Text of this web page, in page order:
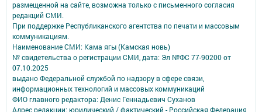
размещенной на сайте, возможна только с письменного согласия
редакций СМИ.
При поддержке Республиканского агентства по печати и массовым
коммуникациям.
Наименование СМИ: Кама ягы (Камская новь)
№ свидетельства о регистрации СМИ, дата: Эл №ФC 77-90200 от
07.10.2025
выдано Федеральной службой по надзору в сфере связи,
информационных технологий и массовых коммуникаций
ФИО главного редактора: Денис Геннадьевич Суханов
Адрес редакции: юридический / фактический - Российская Федерация,